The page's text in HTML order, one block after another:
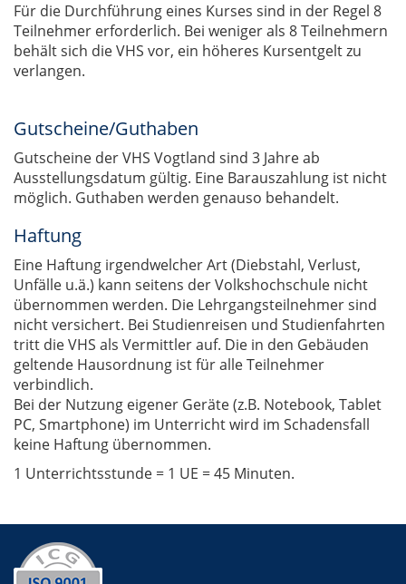
Für die Durchführung eines Kurses sind in der Regel 8
Teilnehmer erforderlich. Bei weniger als 8 Teilnehmern
behält sich die VHS vor, ein höheres Kursentgelt zu
verlangen.
Gutscheine/Guthaben
Gutscheine der VHS Vogtland sind 3 Jahre ab
Ausstellungsdatum gültig. Eine Barauszahlung ist nicht
möglich. Guthaben werden genauso behandelt.
Haftung
Eine Haftung irgendwelcher Art (Diebstahl, Verlust,
Unfälle u.ä.) kann seitens der Volkshochschule nicht
übernommen werden. Die Lehrgangsteilnehmer sind
nicht versichert. Bei Studienreisen und Studienfahrten
tritt die VHS als Vermittler auf. Die in den Gebäuden
geltende Hausordnung ist für alle Teilnehmer
verbindlich.
Bei der Nutzung eigener Geräte (z.B. Notebook, Tablet
PC, Smartphone) im Unterricht wird im Schadensfall
keine Haftung übernommen.
1 Unterrichtsstunde = 1 UE = 45 Minuten.